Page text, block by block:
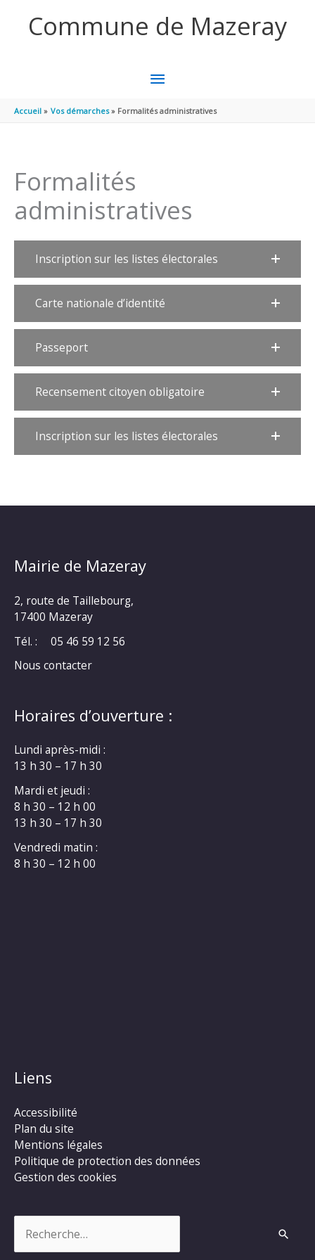
Commune de Mazeray
MENU
PRINCIPAL
Accueil Vos démarches Formalités administratives
Formalités
administratives
Inscription sur les listes électorales
Carte nationale d’identité
Passeport
Recensement citoyen obligatoire
Inscription sur les listes électorales
Mairie de Mazeray
2, route de Taillebourg,
17400 Mazeray
Tél. :
05 46 59 12 56
Nous contacter
Horaires d’ouverture :
Lundi après-midi :
13 h 30 – 17 h 30
Mardi et jeudi :
8 h 30 – 12 h 00
13 h 30 – 17 h 30
Vendredi matin :
8 h 30 – 12 h 00
Liens
Accessibilité
Plan du site
Mentions légales
Politique de protection des données
Gestion des cookies